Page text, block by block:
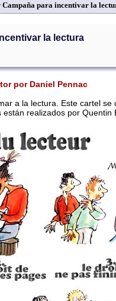
Campaña para incentivar la
la lectura
por Daniel Pennac
a la lectura. Este cartel se
realizados por Quentin